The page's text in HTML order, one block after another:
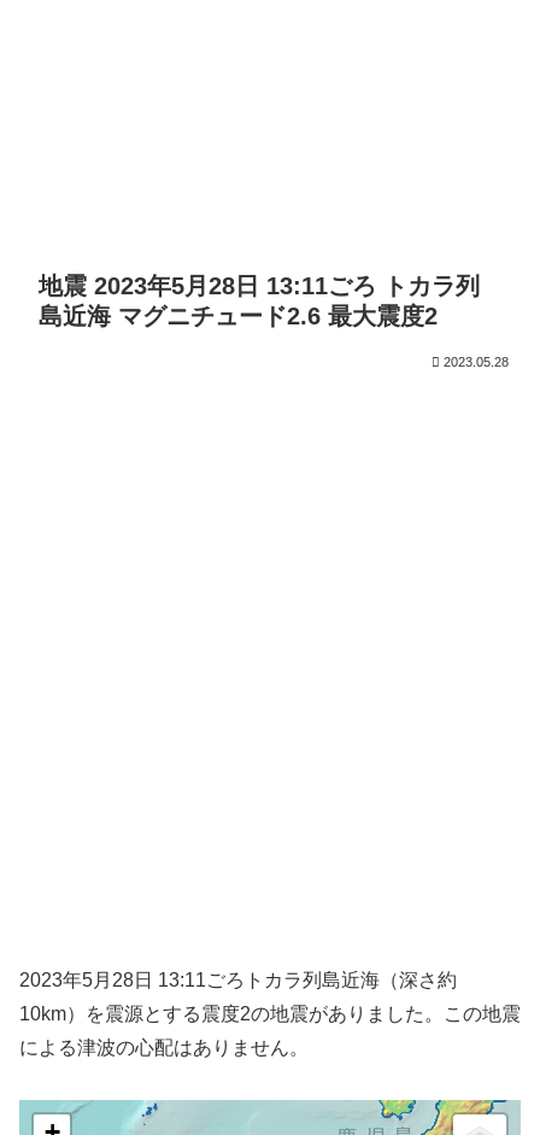
地震 2023年5月28日 13:11ごろ トカラ列
島近海 マグニチュード2.6 最大震度2
2023.05.28
2023年5月28日 13:11ごろトカラ列島近海（深さ約
10km）を震源とする震度2の地震がありました。この地震
による津波の心配はありません。